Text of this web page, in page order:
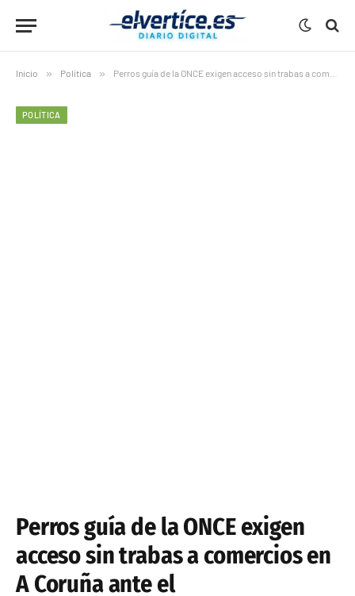
Inicio » Política » Perros guía de la ONCE exigen acceso sin trabas a comercios en A Coruña ante el desconocimiento de la ley
POLÍTICA
Perros guía de la ONCE exigen
acceso sin trabas a comercios en
A Coruña ante el